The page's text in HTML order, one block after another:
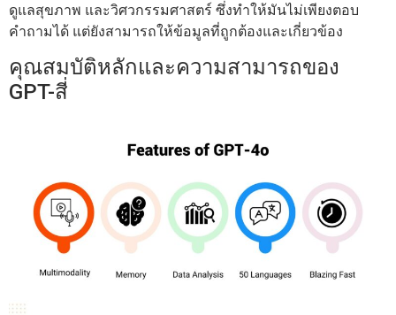
ดูแลสุขภาพ และวิศวกรรมศาสตร์ ซึ่งทำให้มันไม่เพียงตอบ
คำถามได้ แต่ยังสามารถให้ข้อมูลที่ถูกต้องและเกี่ยวข้อง
คุณสมบัติหลักและความสามารถของ
GPT-สี่